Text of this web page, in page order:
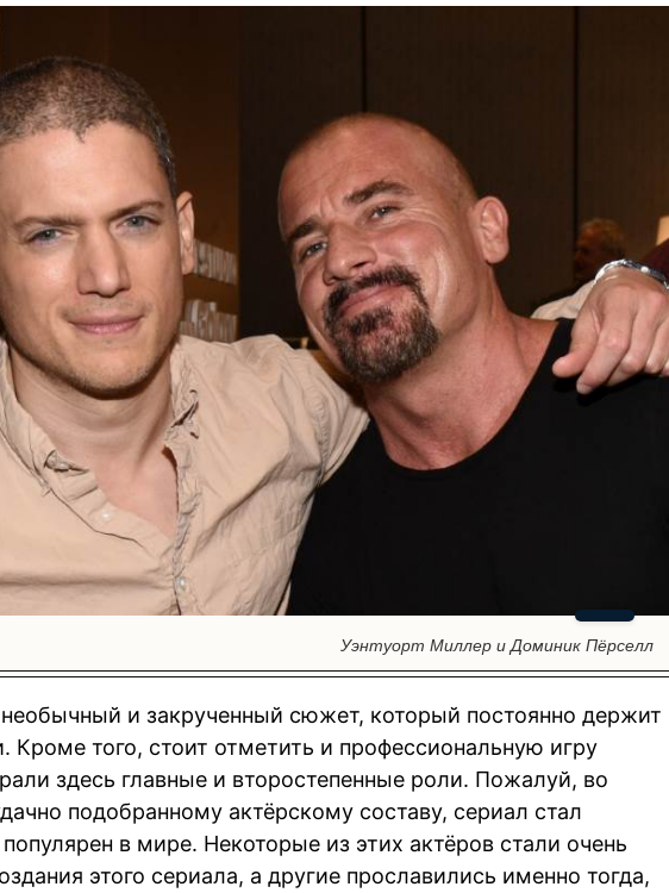
Уэнтуорт Миллер и Доминик Пёрселл
и закрученный сюжет, который постоянно держит
Кроме того, стоит отметить и профессиональную игру
здесь главные и второстепенные роли. Пожалуй, во
подобранному актёрскому составу, сериал стал
в мире. Некоторые из этих актёров стали очень
этого сериала, а другие прославились именно тогда,